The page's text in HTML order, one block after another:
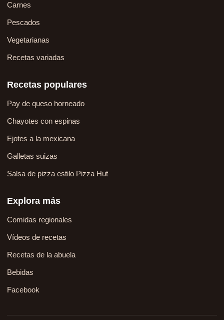
Carnes
Pescados
Vegetarianas
Recetas variadas
Recetas populares
Pay de queso horneado
Chayotes con espinas
Ejotes a la mexicana
Galletas suizas
Salsa de pizza estilo Pizza Hut
Explora más
Comidas regionales
Vídeos de recetas
Recetas de la abuela
Bebidas
Facebook